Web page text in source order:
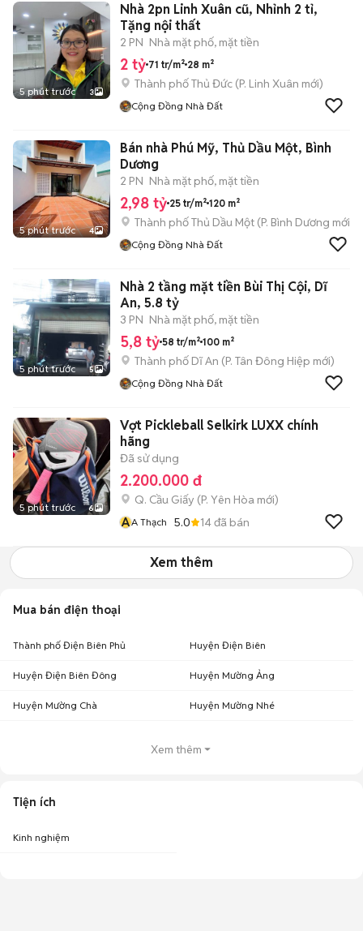
5 phút trước 3
Nhà 2pn Linh Xuân cũ, Nhỉnh 2 tỉ,
Tặng nội thất
2 PN Nhà mặt phố, mặt tiền
2 tỷ 71 tr/m² 28 m²
Thành phố Thủ Đức (P. Linh Xuân mới)
Cộng Đồng Nhà Đất
5 phút trước 4
Bán nhà Phú Mỹ, Thủ Dầu Một, Bình
Dương
2 PN Nhà mặt phố, mặt tiền
2,98 tỷ 25 tr/m² 120 m²
Thành phố Thủ Dầu Một (P. Bình Dương mới)
Cộng Đồng Nhà Đất
5 phút trước 5
Nhà 2 tầng mặt tiền Bùi Thị Cội, Dĩ
An, 5.8 tỷ
3 PN Nhà mặt phố, mặt tiền
5,8 tỷ 58 tr/m² 100 m²
Thành phố Dĩ An (P. Tân Đông Hiệp mới)
Cộng Đồng Nhà Đất
5 phút trước 6
Vợt Pickleball Selkirk LUXX chính
hãng
Đã sử dụng
2.200.000 đ
Q. Cầu Giấy (P. Yên Hòa mới)
AA Thạch 5.0 14đã bán
Xem thêm
Mua bán điện thoại
Thành phố Điện Biên Phủ Huyện Điện Biên
Huyện Điện Biên Đông Huyện Mường Ảng
Huyện Mường Chà Huyện Mường Nhé
Xem thêm
Tiện ích
Kinh nghiệm